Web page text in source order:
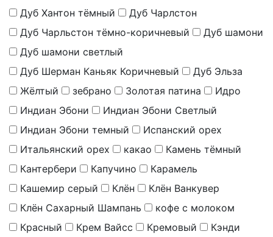
Дуб Хантон тёмный
Дуб Чарлстон
Дуб Чарльстон тёмно-коричневый
Дуб шамони
Дуб шамони светлый
Дуб Шерман Каньяк Коричневый
Дуб Эльза
Жёлтый
зебрано Золотая патина
Идро
Индиан Эбони
Индиан Эбони Светлый
Индиан Эбони темный
Испанский орех
Итальянский орех
какао
Камень тёмный
Кантербери
Капучино
Карамель
Кашемир серый
Клён
Клён Ванкувер
Клён Сахарный Шампань
кофе с молоком
Красный
Крем Вайсс Кремовый
Кэнди